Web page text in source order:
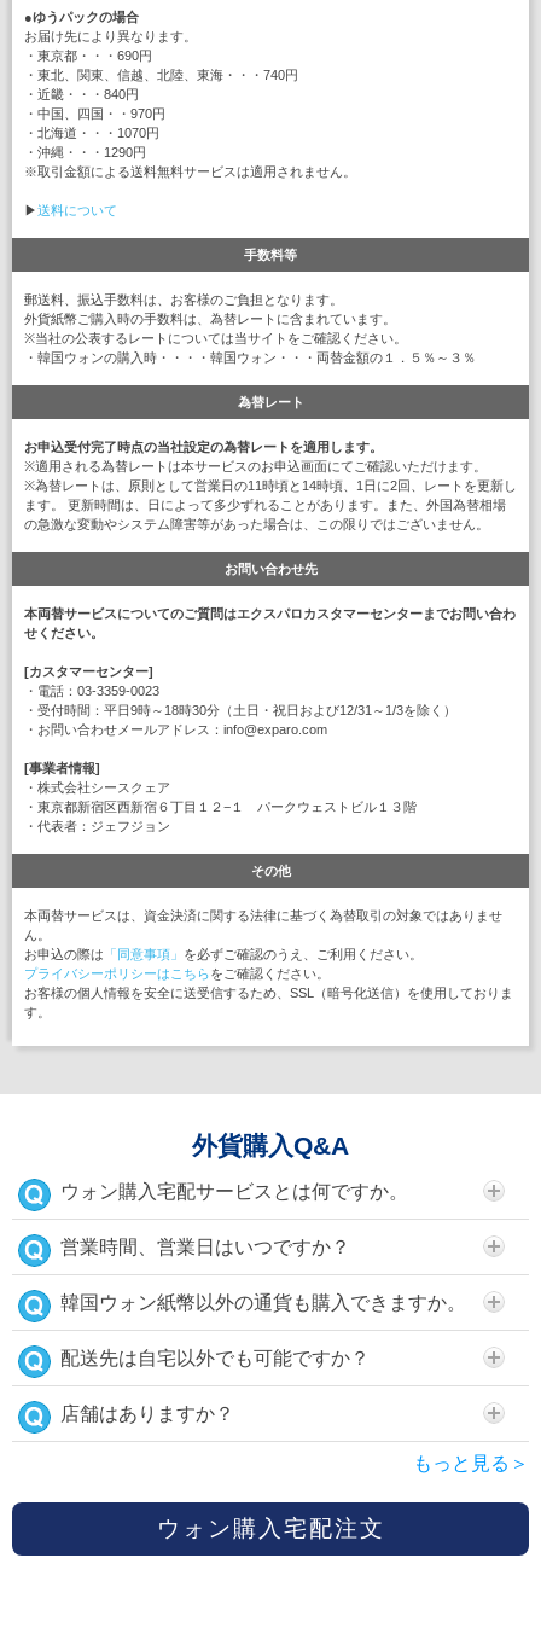
●ゆうパックの場合
お届け先により異なります。
・東京都・・・690円
・東北、関東、信越、北陸、東海・・・740円
・近畿・・・840円
・中国、四国・・970円
・北海道・・・1070円
・沖縄・・・1290円
※取引金額による送料無料サービスは適用されません。
▶送料について
手数料等
郵送料、振込手数料は、お客様のご負担となります。
外貨紙幣ご購入時の手数料は、為替レートに含まれています。
※当社の公表するレートについては当サイトをご確認ください。
・韓国ウォンの購入時・・・・韓国ウォン・・・両替金額の１．５％～３％
為替レート
お申込受付完了時点の当社設定の為替レートを適用します。
※適用される為替レートは本サービスのお申込画面にてご確認いただけます。
※為替レートは、原則として営業日の11時頃と14時頃、1日に2回、レートを更新し
ます。 更新時間は、日によって多少ずれることがあります。また、外国為替相場
の急激な変動やシステム障害等があった場合は、この限りではございません。
お問い合わせ先
本両替サービスについてのご質問はエクスパロカスタマーセンターまでお問い合わ
せください。
[カスタマーセンター]
・電話：03-3359-0023
・受付時間：平日9時～18時30分（土日・祝日および12/31～1/3を除く）
・お問い合わせメールアドレス：info@exparo.com
[事業者情報]
・株式会社シースクェア
・東京都新宿区西新宿６丁目１２−１ パークウェストビル１３階
・代表者：ジェフジョン
その他
本両替サービスは、資金決済に関する法律に基づく為替取引の対象ではありませ
ん。
お申込の際は 「同意事項」 を必ずご確認のうえ、ご利用ください。
プライバシーポリシーはこちらをご確認ください。
お客様の個人情報を安全に送受信するため、SSL（暗号化送信）を使用しておりま
す。
外貨購入Q&A
ウォン購入宅配サービスとは何ですか。
営業時間、営業日はいつですか？
韓国ウォン紙幣以外の通貨も購入できますか。
配送先は自宅以外でも可能ですか？
店舗はありますか？
もっと見る＞
ウォン購入宅配注文